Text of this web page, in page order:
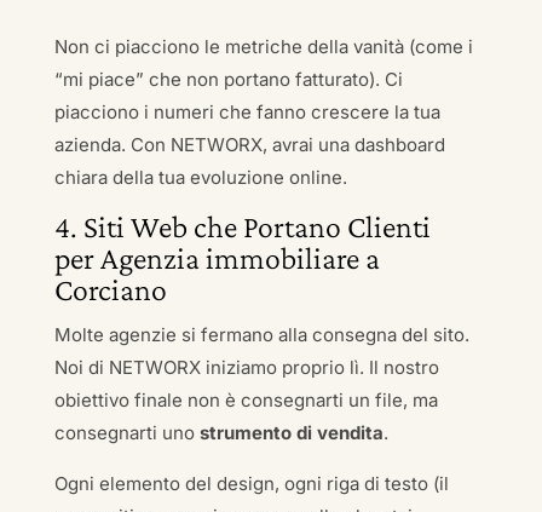
Non ci piacciono le metriche della vanità (come i
“mi piace” che non portano fatturato). Ci
piacciono i numeri che fanno crescere la tua
azienda. Con NETWORX, avrai una dashboard
chiara della tua evoluzione online.
4. Siti Web che Portano Clienti
per Agenzia immobiliare a
Corciano
Molte agenzie si fermano alla consegna del sito.
Noi di NETWORX iniziamo proprio lì. Il nostro
obiettivo finale non è consegnarti un file, ma
consegnarti uno strumento di vendita.
Ogni elemento del design, ogni riga di testo (il